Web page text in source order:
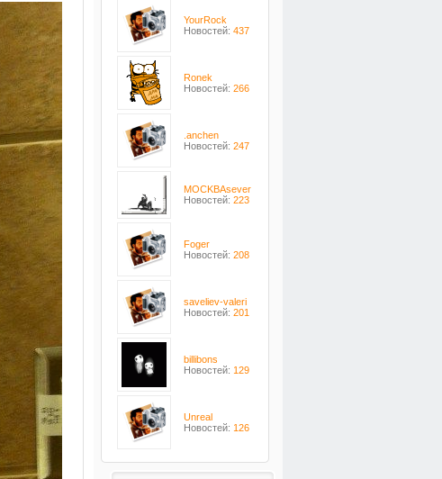
YourRock
Новостей: 437
Ronek
Новостей: 266
.anchen
Новостей: 247
MOCKBAsever
Новостей: 223
Foger
Новостей: 208
saveliev-valeri
Новостей: 201
billibons
Новостей: 129
Unreal
Новостей: 126